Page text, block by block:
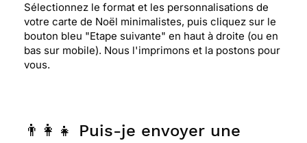
Sélectionnez le format et les personnalisations de
votre carte de Noël minimalistes, puis cliquez sur le
bouton bleu "Etape suivante" en haut à droite (ou en
bas sur mobile). Nous l'imprimons et la postons pour
vous.
👨‍👩‍👧 Puis-je envoyer une